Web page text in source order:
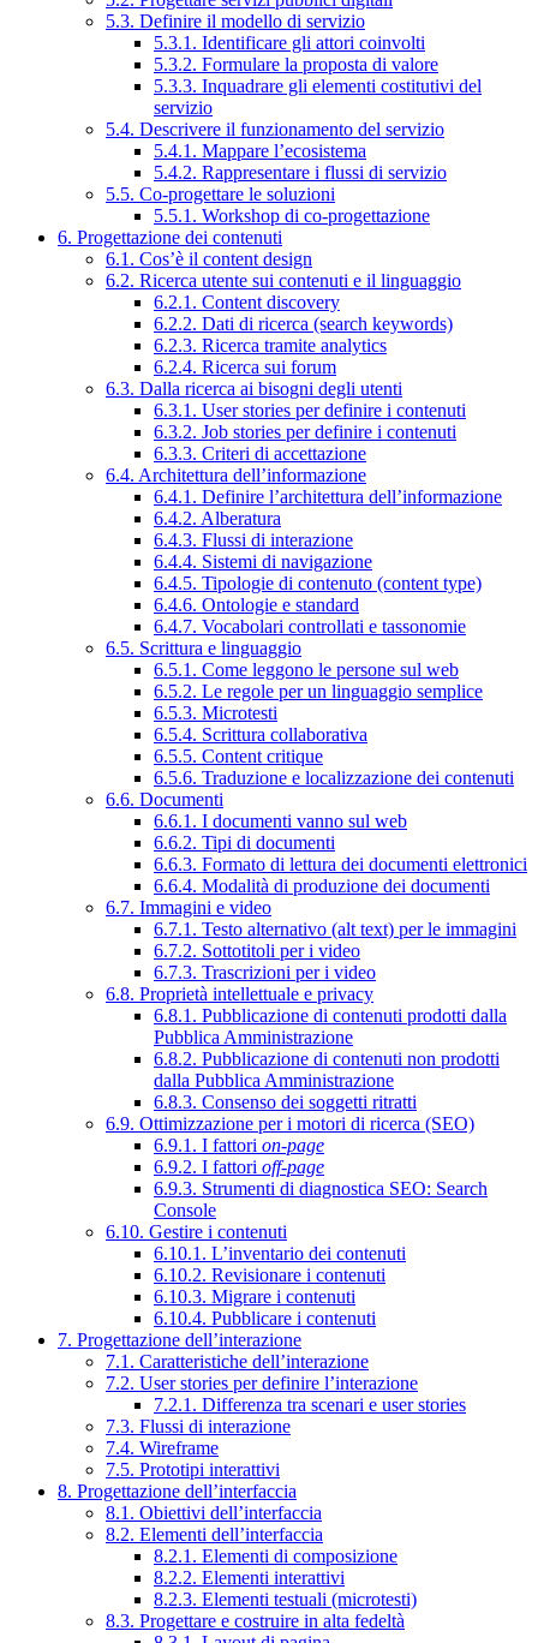
5.3. Definire il modello di servizio
5.3.1. Identificare gli attori coinvolti
5.3.2. Formulare la proposta di valore
5.3.3. Inquadrare gli elementi costitutivi del
servizio
5.4. Descrivere il funzionamento del servizio
5.4.1. Mappare l’ecosistema
5.4.2. Rappresentare i flussi di servizio
5.5. Co-progettare le soluzioni
5.5.1. Workshop di co-progettazione
6. Progettazione dei contenuti
6.1. Cos’è il content design
6.2. Ricerca utente sui contenuti e il linguaggio
6.2.1. Content discovery
6.2.2. Dati di ricerca (search keywords)
6.2.3. Ricerca tramite analytics
6.2.4. Ricerca sui forum
6.3. Dalla ricerca ai bisogni degli utenti
6.3.1. User stories per definire i contenuti
6.3.2. Job stories per definire i contenuti
6.3.3. Criteri di accettazione
6.4. Architettura dell’informazione
6.4.1. Definire l’architettura dell’informazione
6.4.2. Alberatura
6.4.3. Flussi di interazione
6.4.4. Sistemi di navigazione
6.4.5. Tipologie di contenuto (content type)
6.4.6. Ontologie e standard
6.4.7. Vocabolari controllati e tassonomie
6.5. Scrittura e linguaggio
6.5.1. Come leggono le persone sul web
6.5.2. Le regole per un linguaggio semplice
6.5.3. Microtesti
6.5.4. Scrittura collaborativa
6.5.5. Content critique
6.5.6. Traduzione e localizzazione dei contenuti
6.6. Documenti
6.6.1. I documenti vanno sul web
6.6.2. Tipi di documenti
6.6.3. Formato di lettura dei documenti elettronici
6.6.4. Modalità di produzione dei documenti
6.7. Immagini e video
6.7.1. Testo alternativo (alt text) per le immagini
6.7.2. Sottotitoli per i video
6.7.3. Trascrizioni per i video
6.8. Proprietà intellettuale e privacy
6.8.1. Pubblicazione di contenuti prodotti dalla
Pubblica Amministrazione
6.8.2. Pubblicazione di contenuti non prodotti
dalla Pubblica Amministrazione
6.8.3. Consenso dei soggetti ritratti
6.9. Ottimizzazione per i motori di ricerca (SEO)
6.9.1. I fattori on-page
6.9.2. I fattori off-page
6.9.3. Strumenti di diagnostica SEO: Search
Console
6.10. Gestire i contenuti
6.10.1. L’inventario dei contenuti
6.10.2. Revisionare i contenuti
6.10.3. Migrare i contenuti
6.10.4. Pubblicare i contenuti
7. Progettazione dell’interazione
7.1. Caratteristiche dell’interazione
7.2. User stories per definire l’interazione
7.2.1. Differenza tra scenari e user stories
7.3. Flussi di interazione
7.4. Wireframe
7.5. Prototipi interattivi
8. Progettazione dell’interfaccia
8.1. Obiettivi dell’interfaccia
8.2. Elementi dell’interfaccia
8.2.1. Elementi di composizione
8.2.2. Elementi interattivi
8.2.3. Elementi testuali (microtesti)
8.3. Progettare e costruire in alta fedeltà